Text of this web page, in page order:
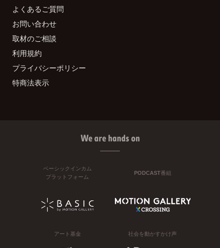
よくあるご質問
お問い合わせ
取材のご相談
利用規約
プライバシーポリシー
特商法表示
We are hands on
ベーシックインカム
プラットフォーム
PODCAST番組
アート基金 社会を動かすかけ声